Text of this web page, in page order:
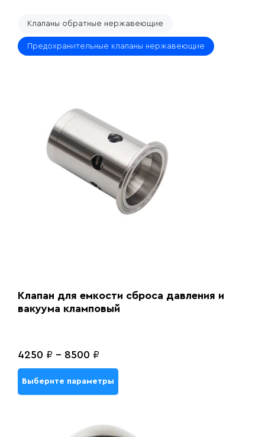
Клапаны обратные нержавеющие
Предохранительные клапаны нержавеющие
Клапан для емкости сброса давления и
вакуума кламповый
4250 ₽ - 8500 ₽
Выберите параметры